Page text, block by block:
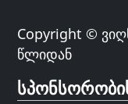
Copyright ©
წლიდან